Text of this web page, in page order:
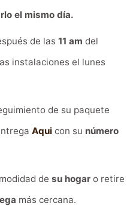
el mismo día.
de las 11 am del
instalaciones el lunes
de su paquete
Aquicon su número
de su hogaro retire
más cercana.